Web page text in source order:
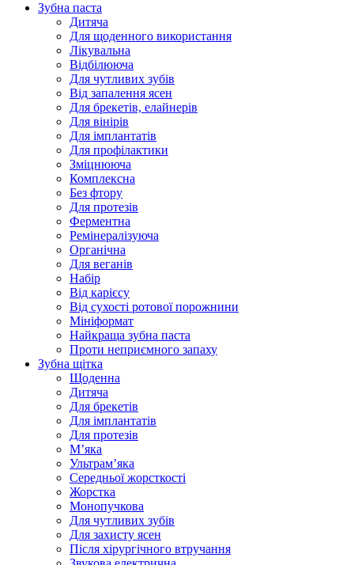
Зубна паста
Дитяча
Для щоденного використання
Лікувальна
Відбілююча
Для чутливих зубів
Від запалення ясен
Для брекетів, елайнерів
Для вінірів
Для імплантатів
Для профілактики
Зміцнююча
Комплексна
Без фтору
Для протезів
Ферментна
Ремінералізуюча
Органічна
Для веганів
Набір
Від карієсу
Від сухості ротової порожнини
Мініформат
Найкраща зубна паста
Проти неприємного запаху
Зубна щітка
Щоденна
Дитяча
Для брекетів
Для імплантатів
Для протезів
Мʼяка
Ультрамʼяка
Середньої жорсткості
Жорстка
Монопучкова
Для чутливих зубів
Для захисту ясен
Після хірургічного втручання